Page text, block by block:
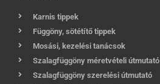
Karnis tippek
Függöny, sötétítő tippek
Mosási, kezelési tanácsok
Szalagfüggöny méretvételi útmutató
Szalagfüggöny szerelési útmutató